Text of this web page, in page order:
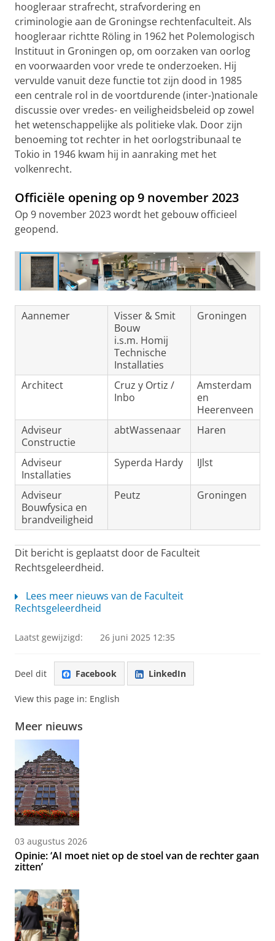
hoogleraar strafrecht, strafvordering en
criminologie aan de Groningse rechtenfaculteit. Als
hoogleraar richtte Röling in 1962 het Polemologisch
Instituut in Groningen op, om oorzaken van oorlog
en voorwaarden voor vrede te onderzoeken. Hij
vervulde vanuit deze functie tot zijn dood in 1985
een centrale rol in de voortdurende (inter-)nationale
discussie over vredes- en veiligheidsbeleid op zowel
het wetenschappelijke als politieke vlak. Door zijn
benoeming tot rechter in het oorlogstribunaal te
Tokio in 1946 kwam hij in aanraking met het
volkenrecht.
Officiële opening op 9 november 2023
Op 9 november 2023 wordt het gebouw officieel
geopend.
De vloersteen met daarop een gedicht van Rutger
Kopland uit de voormalige Openbare Bibliotheek heeft
Aannemer
Visser & Smit
Bouw
i.s.m. Homij
Technische
Installaties
Groningen
Architect
Cruz y Ortiz /
Inbo
Amsterdam
en
Heerenveen
Adviseur
Constructie
abtWassenaar Haren
Adviseur
Installaties
Syperda Hardy IJlst
Adviseur
Bouwfysica en
brandveiligheid
Peutz Groningen
Dit bericht is geplaatst door de Faculteit
Rechtsgeleerdheid.
Lees meer nieuws van de Faculteit
Rechtsgeleerdheid
Laatst gewijzigd: 26 juni 2025 12:35
Deel dit Facebook LinkedIn
View this page in: English
Meer nieuws
03 augustus 2026
Opinie: ‘AI moet niet op de stoel van de rechter gaan
zitten’